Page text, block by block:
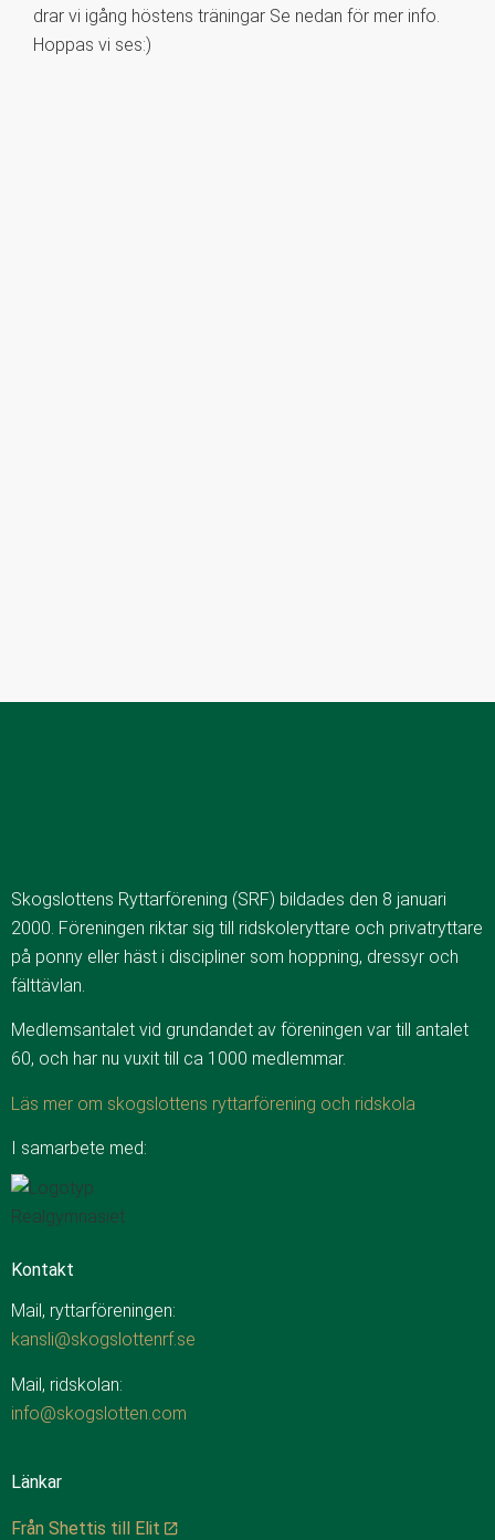
drar vi igång höstens träningar Se nedan för mer info.
Hoppas vi ses:)
Skogslottens Ryttarförening (SRF) bildades den 8 januari
2000. Föreningen riktar sig till ridskoleryttare och privatryttare
på ponny eller häst i discipliner som hoppning, dressyr och
fälttävlan.
Medlemsantalet vid grundandet av föreningen var till antalet
60, och har nu vuxit till ca 1000 medlemmar.
Läs mer om skogslottens ryttarförening och ridskola
I samarbete med:
Kontakt
Mail, ryttarföreningen:
kansli@skogslottenrf.se
Mail, ridskolan:
info@skogslotten.com
Länkar
Från Shettis till Elit